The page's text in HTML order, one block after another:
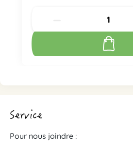
Service
Pour nous joindre :